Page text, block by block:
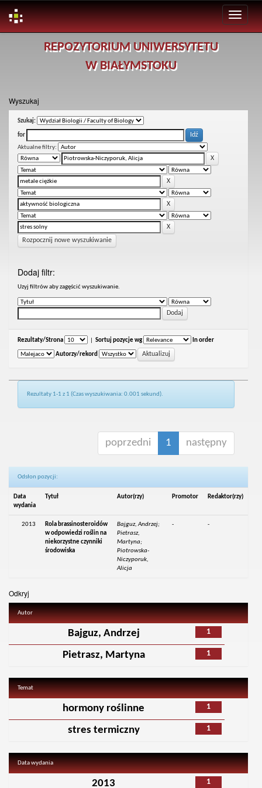
REPOZYTORIUM UNIWERSYTETU
W BIAŁYMSTOKU
Wyszukaj
Szukaj:
for
Aktualne filtry:
Rozpocznij nowe wyszukiwanie
Dodaj filtr:
Uzyj filtrów aby zagęścić wyszukiwanie.
Rezultaty/Strona Sortuj pozycje wg In order
Autorzy/rekord
Rezultaty 1-1 z 1 (Czas wyszukiwania: 0.001 sekund).
poprzedni 1 następny
Odsłon pozycji:
Data
wydania
Tytuł Autor(rzy) Promotor Redaktor(rzy)
2013
Rola brassinosteroidów
w odpowiedzi roślin na
niekorzystne czynniki
środowiska
Bajguz, Andrzej;
Pietrasz,
Martyna;
Piotrowska-
Niczyporuk,
Alicja
- -
Odkryj
Autor
1
Bajguz, Andrzej
1
Pietrasz, Martyna
Temat
1
hormony roślinne
1
stres termiczny
Data wydania
1
2013